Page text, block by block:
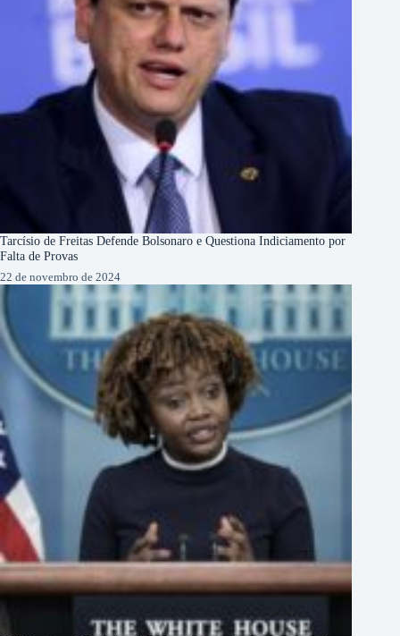
Tarcísio de Freitas Defende Bolsonaro e Questiona Indiciamento por
Falta de Provas
22 de novembro de 2024